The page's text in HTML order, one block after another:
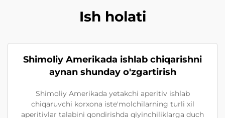
Ish holati
Shimoliy Amerikada ishlab chiqarishni
aynan shunday o'zgartirish
Shimoliy Amerikada yetakchi aperitiv ishlab
chiqaruvchi korxona iste'molchilarning turli xil
aperitivlar talabini qondirishda qiyinchiliklarga duch